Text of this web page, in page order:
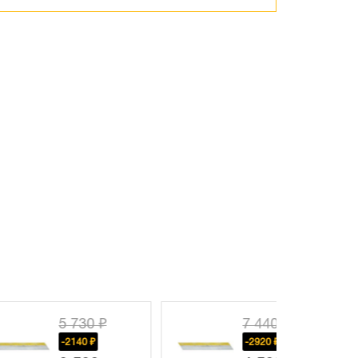
-2140 ₽ -2920 ₽